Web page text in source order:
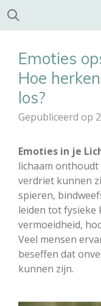
Ga
hoofdinhoud
Emoties
Hoe
los?
Gepubliceerd op
Emoties in je
lichaam onthoudt
verdriet kunnen
spieren,
leiden tot fysieke
vermoeidheid,
Veel mensen
beseffen dat
kunnen zijn.